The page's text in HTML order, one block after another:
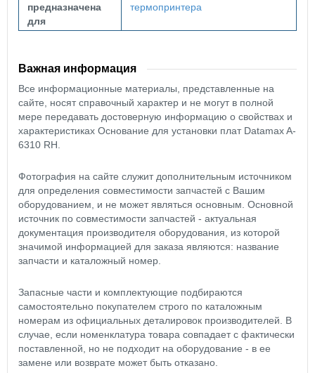
предназначена
для
термопринтера
Важная информация
Все информационные материалы, представленные на
сайте, носят справочный характер и не могут в полной
мере передавать достоверную информацию о свойствах и
характеристиках Основание для установки плат Datamax A-
6310 RH.
Фотография на сайте служит дополнительным источником
для определения совместимости запчастей с Вашим
оборудованием, и не может являться основным. Основной
источник по совместимости запчастей - актуальная
документация производителя оборудования, из которой
значимой информацией для заказа являются: название
запчасти и каталожный номер.
Запасные части и комплектующие подбираются
самостоятельно покупателем строго по каталожным
номерам из официальных деталировок производителей. В
случае, если номенклатура товара совпадает с фактически
поставленной, но не подходит на оборудование - в ее
замене или возврате может быть отказано.